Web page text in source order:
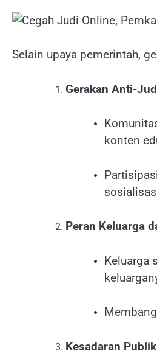
Selain upaya pemerintah,
Gerakan Anti-
konten
Peran Keluarga
Keluarga
Kesadaran